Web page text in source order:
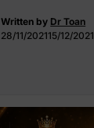
Written by Dr Toan
28/11/202115/12/2021